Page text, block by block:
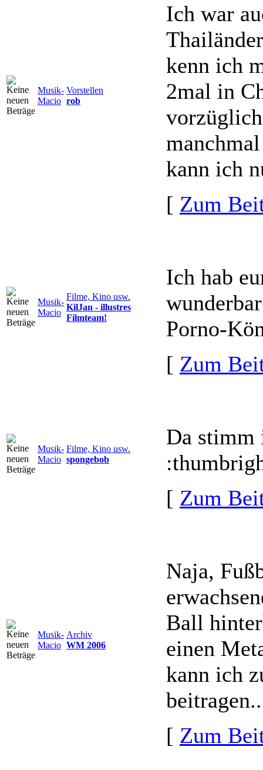
Musik-
Macio
Vorstellen
rob
Ich war
kenn ich
2mal in
kann ich
[ Zum
Musik-
Macio
Filme, Kino usw.
KilJan - illustres
Filmteam!
Ich hab
Porno-
[ Zum
Musik-
Macio
Filme, Kino usw.
spongebob
Da stimm
[ Zum
Musik-
Macio
Archiv
WM 2006
Naja,
Ball
einen
kann ich
[ Zum